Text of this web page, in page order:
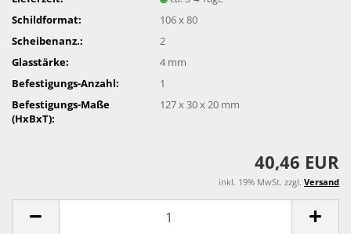
Schildformat:
106 x 80
Scheibenanz.:
2
Glasstärke:
4 mm
Befestigungs-Anzahl:
1
Befestigungs-Maße
(HxBxT):
127 x 30 x 20 mm
40,46 EUR
inkl. 19% MwSt. zzgl. Versand